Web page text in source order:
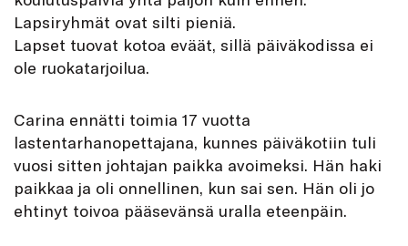
Lapsiryhmät ovat silti pieniä.
Lapset tuovat kotoa eväät, sillä päiväkodissa ei
ole ruokatarjoilua.
Carina ennätti toimia 17 vuotta
lastentarhanopettajana, kunnes päiväkotiin tuli
vuosi sitten johtajan paikka avoimeksi. Hän haki
paikkaa ja oli onnellinen, kun sai sen. Hän oli jo
ehtinyt toivoa pääsevänsä uralla eteenpäin.